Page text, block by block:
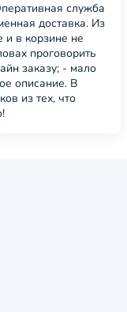
служба
доставка. Из
и в корзине не
проговорить
заказу; - мало
описание. В
из тех, что